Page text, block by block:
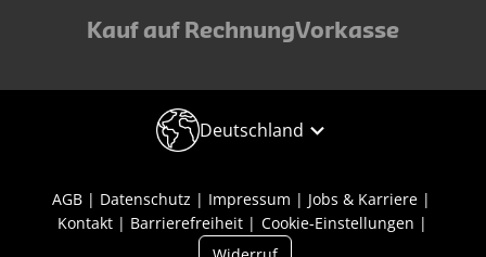
Kauf auf RechnungVorkasse
Deutschland
AGB Datenschutz Impressum
Jobs & Karriere
Kontakt
Barrierefreiheit
Cookie-Einstellungen